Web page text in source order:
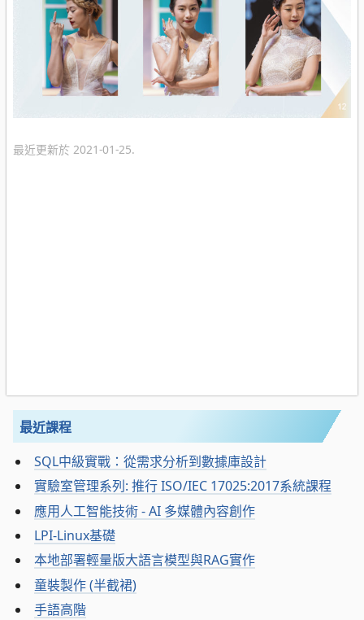
最近更新於 2021-01-25.
最近課程
SQL中級實戰：從需求分析到數據庫設計
實驗室管理系列: 推行 ISO/IEC 17025:2017系統課程
應用人工智能技術 - AI 多媒體內容創作
LPI-Linux基礎
本地部署輕量版大語言模型與RAG實作
童裝製作 (半截裙)
手語高階